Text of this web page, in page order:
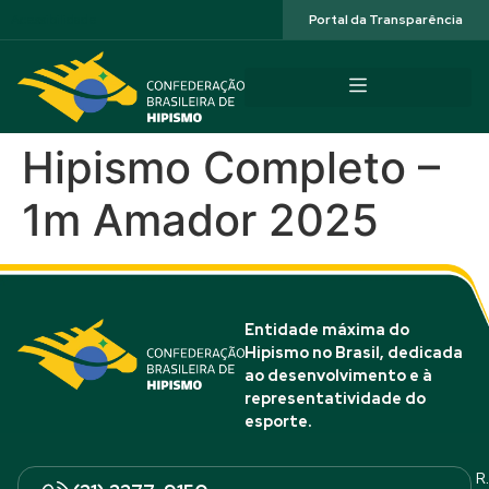
Portal da Transparência
Hipismo Completo –
1m Amador 2025
Entidade máxima do
Hipismo no Brasil, dedicada
ao desenvolvimento e à
representatividade do
esporte.
R.